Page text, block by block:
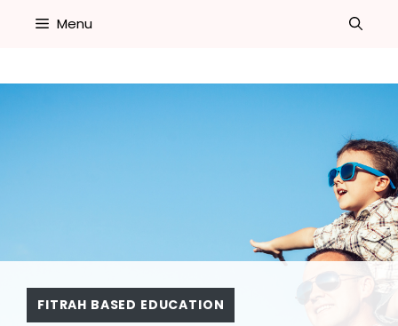
Menu
FITRAH BASED EDUCATION